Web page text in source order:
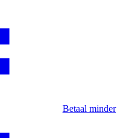
Betaal minder